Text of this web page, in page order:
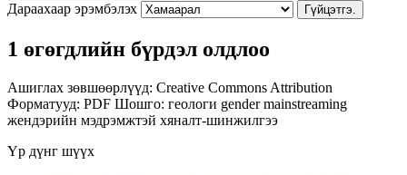
Дараахаар эрэмбэлэх Гүйцэтгэ.
1 өгөгдлийн бүрдэл олдлоо
Ашиглах зөвшөөрлүүд: Creative Commons Attribution
Форматууд: PDF Шошго: геологи gender mainstreaming
жендэрийн мэдрэмжтэй хяналт-шинжилгээ
Үр дүнг шүүх